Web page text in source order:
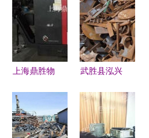
者
环保的物资
回收解决方
案
上海鼎胜物
专业物资回
收，助力循
武胜县泓兴
收有限责任
公司 推动